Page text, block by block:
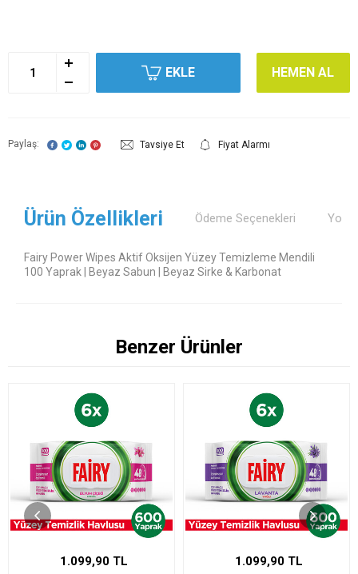
EKLE HEMEN AL
Paylaş: Tavsiye Et Fiyat Alarmı
Ürün Özellikleri Ödeme Seçenekleri
Fairy Power Wipes Aktif Oksijen Yüzey Temizleme Mendili
100 Yaprak | Beyaz Sabun | Beyaz Sirke & Karbonat
Benzer Ürünler
1.099,90 TL
1.099,90 TL